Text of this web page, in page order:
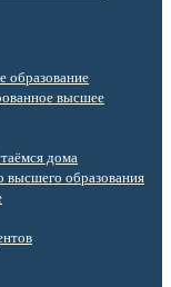
образование
высшее
дома
высшего образования